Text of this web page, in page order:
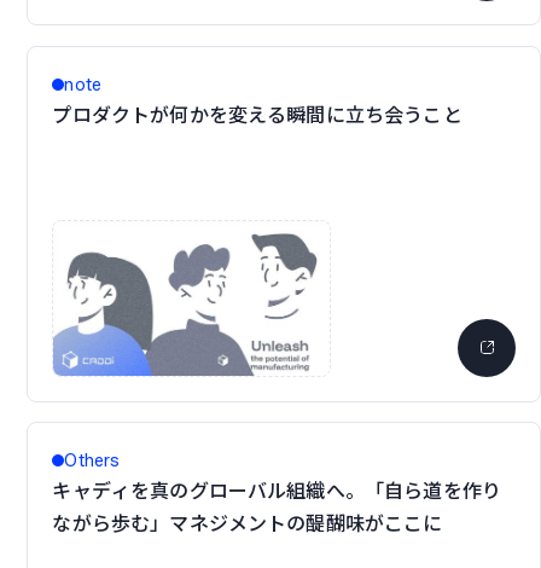
note
プロダクトが何かを変える瞬間に立ち会うこと
Others
キャディを真のグローバル組織へ。「自ら道を作り
ながら歩む」マネジメントの醍醐味がここに